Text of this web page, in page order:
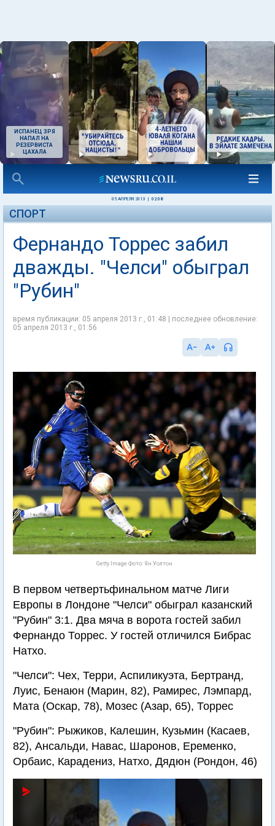
ИСПАНЕЦ ЗРЯ
НАПАЛ НА
РЕЗЕРВИСТА
ЦАХАЛА
05 АПРЕЛЯ 2013 02:08
СПОРТ
Фернандо Торрес забил
дважды. "Челси" обыграл
"Рубин"
время публикации: 05 апреля 2013 г., 01:48 | последнее обновление:
05 апреля 2013 г., 01:56
Getty Image Фото: Ян Уолтон
В первом четвертьфинальном матче Лиги
Европы в Лондоне "Челси" обыграл казанский
"Рубин" 3:1. Два мяча в ворота гостей забил
Фернандо Торрес. У гостей отличился Бибрас
Натхо.
"Челси": Чех, Терри, Аспиликуэта, Бертранд,
Луис, Бенаюн (Марин, 82), Рамирес, Лэмпард,
Мата (Оскар, 78), Мозес (Азар, 65), Торрес
"Рубин": Рыжиков, Калешин, Кузьмин (Касаев,
82), Ансальди, Навас, Шаронов, Еременко,
Орбаис, Карадениз, Натхо, Дядюн (Рондон, 46)